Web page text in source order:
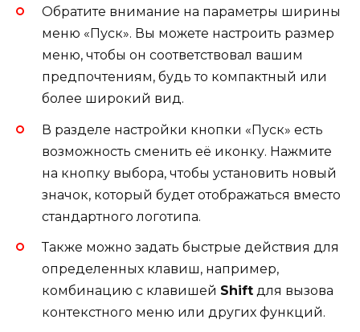
Обратите внимание на параметры ширины
меню «Пуск». Вы можете настроить размер
меню, чтобы он соответствовал вашим
предпочтениям, будь то компактный или
более широкий вид.
В разделе настройки кнопки «Пуск» есть
возможность сменить её иконку. Нажмите
на кнопку выбора, чтобы установить новый
значок, который будет отображаться вместо
стандартного логотипа.
Также можно задать быстрые действия для
определенных клавиш, например,
комбинацию с клавишей Shift для вызова
контекстного меню или других функций.